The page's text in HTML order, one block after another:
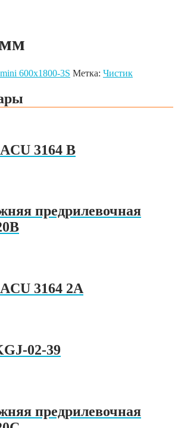
600x1800-3S Метка: Чистик
3164 B
предрилевочная
3164 2A
02-39
предрилевочная